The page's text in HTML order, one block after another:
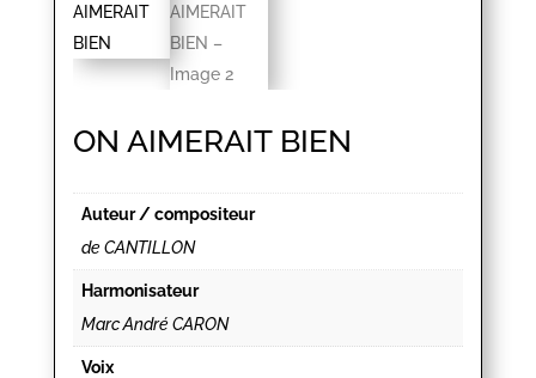
ON AIMERAIT BIEN
Auteur / compositeur
de CANTILLON
Harmonisateur
Marc André CARON
Voix